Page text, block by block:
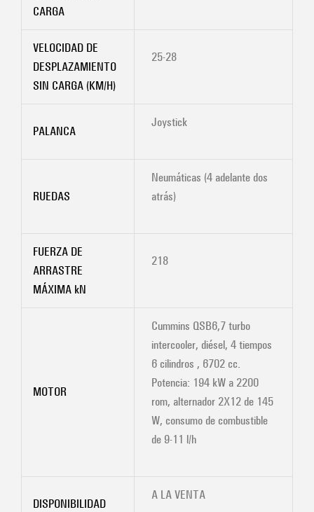
CARGA
VELOCIDAD DE
DESPLAZAMIENTO
SIN CARGA (KM/H)
25-28
PALANCA
Joystick
RUEDAS
Neumáticas (4 adelante dos
atrás)
FUERZA DE
ARRASTRE
MÁXIMA kN
218
MOTOR
Cummins QSB6,7 turbo
intercooler, diésel, 4 tiempos
6 cilindros , 6702 cc.
Potencia: 194 kW a 2200
rom, alternador 2X12 de 145
W, consumo de combustible
de 9-11 l/h
DISPONIBILIDAD
A LA VENTA